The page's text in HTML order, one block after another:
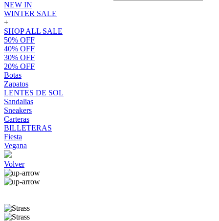
NEW IN
WINTER SALE
+
SHOP ALL SALE
50% OFF
40% OFF
30% OFF
20% OFF
Botas
Zapatos
LENTES DE SOL
Sandalias
Sneakers
Carteras
BILLETERAS
Fiesta
Vegana
Volver